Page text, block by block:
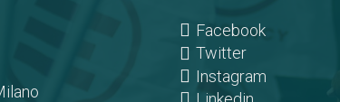
Facebook(opens
a
Twitter(opens
in
a
Instagram(opens
(opens